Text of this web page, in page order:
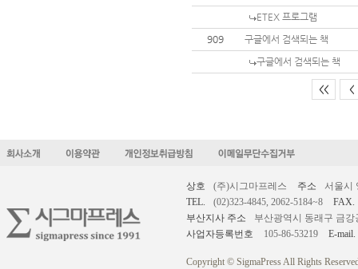
ETEX 프로그램
909
구글에서 검색되는 책
구글에서 검색되는 책
<< <
상호 (주)시그마프레스 주소
서울시
TEL.
(02)323-4845, 2062-5184~8
FAX.
부산지사 주소
부산광역시 동래구 금강
사업자등록번호
105-86-53219 E-mail.
Copyright © SigmaPress All Rights